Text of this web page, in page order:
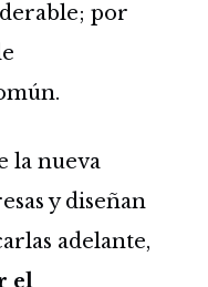
por
la nueva
y diseñan
adelante,
el